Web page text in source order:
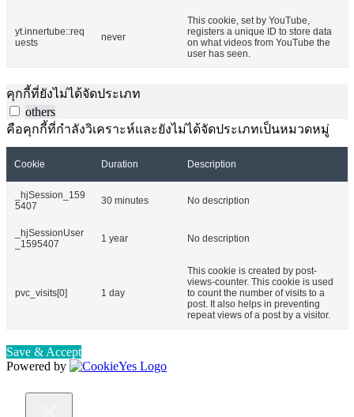
yt.innertube::req
uests
never
This cookie, set by YouTube,
registers a unique ID to store data
on what videos from YouTube the
user has seen.
คุกกี้ที่ยังไม่ได้จัดประเภท
others
คือคุกกี้ที่กำลังวิเคราะห์และยังไม่ได้จัดประเภทเป็นหมวดหมู่
Cookie Duration Description
_hjSession_159
5407
30 minutes No description
_hjSessionUser
_1595407
1 year No description
pvc_visits[0] 1 day
This cookie is created by post-
views-counter. This cookie is used
to count the number of visits to a
post. It also helps in preventing
repeat views of a post by a visitor.
Save & Accept
Powered by